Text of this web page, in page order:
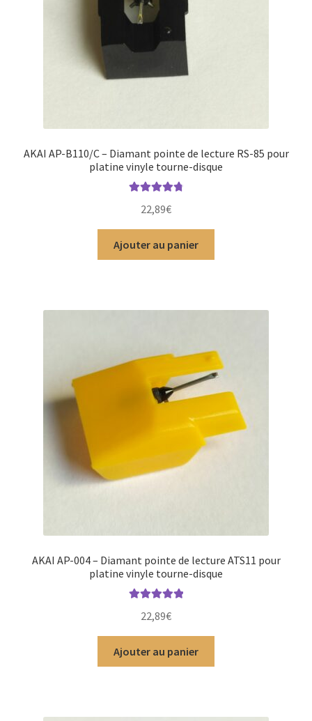
AKAI AP-B110/C – Diamant pointe de lecture RS-85 pour
platine vinyle tourne-disque
sur 5
22,89€
Ajouter au panier
AKAI AP-004 – Diamant pointe de lecture ATS11 pour
platine vinyle tourne-disque
5
22,89€
Ajouter au panier